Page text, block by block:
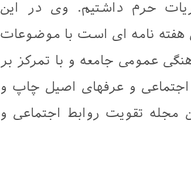
حرم داشتیم. وی در این
نامه ای است با موضوعات
عمومی جامعه و با تمرکز بر
و عرفهای اصیل چاپ و
تقویت روابط اجتماعی و